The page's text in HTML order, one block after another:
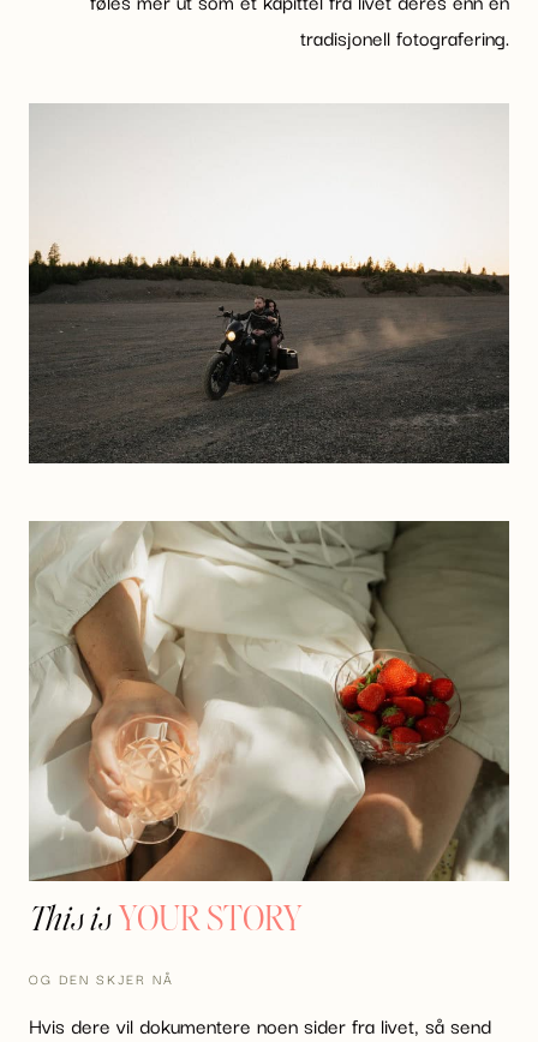
tradisjonell fotografering.
This is YOUR STORY
OG DEN SKJER NÅ
Hvis dere vil dokumentere noen sider fra livet, så send